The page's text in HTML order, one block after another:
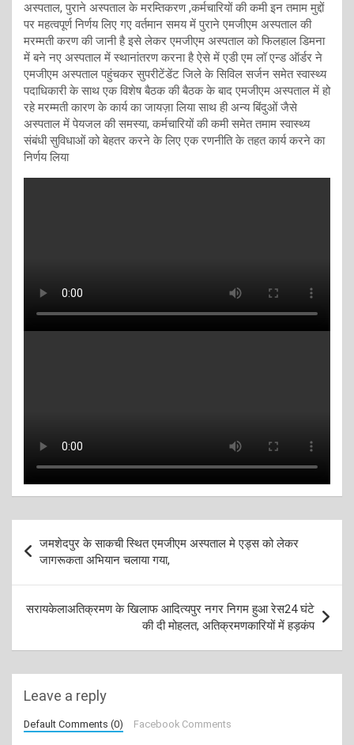
अस्पताल, पुराने अस्पताल के मरम्तिकरण ,कर्मचारियों की कमी इन तमाम मुद्दों
पर महत्वपूर्ण निर्णय लिए गए वर्तमान समय में पुराने एमजीएम अस्पताल की
मरम्मती करण की जानी है इसे लेकर एमजीएम अस्पताल को फिलहाल डिमना
में बने नए अस्पताल में स्थानांतरण करना है ऐसे में एडी एम लॉ एन्ड ऑर्डर ने
एमजीएम अस्पताल पहुंचकर सुपरीटेंडेंट जिले के सिविल सर्जन समेत स्वास्थ्य
पदाधिकारी के साथ एक विशेष बैठक की बैठक के बाद एमजीएम अस्पताल में हो
रहे मरम्मती कारण के कार्य का जायज़ा लिया साथ ही अन्य बिंदुओं जैसे
अस्पताल में पेयजल की समस्या, कर्मचारियों की कमी समेत तमाम स्वास्थ्य
संबंधी सुविधाओं को बेहतर करने के लिए एक रणनीति के तहत कार्य करने का
निर्णय लिया
navigation
जमशेदपुर के साकची स्थित एमजीएम अस्पताल मे एड्स को लेकर
जागरूकता अभियान चलाया गया,
सरायकेलाअतिक्रमण के खिलाफ आदित्यपुर नगर निगम हुआ रेस24 घंटे
की दी मोहलत, अतिक्रमणकारियों में हड़कंप
Leave a reply
Default Comments (0) Facebook Comments